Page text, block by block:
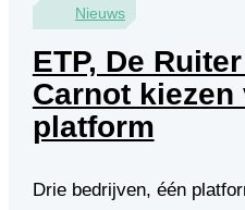
Nieuws
ETP, De
Carnot kiezen
platform
Drie bedrijven, één